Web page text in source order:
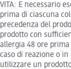
VITA: E necessario
prima di ciascuna
precedenza del
prodotto con
allergia 48 ore
caso di reazione o
utilizzare un